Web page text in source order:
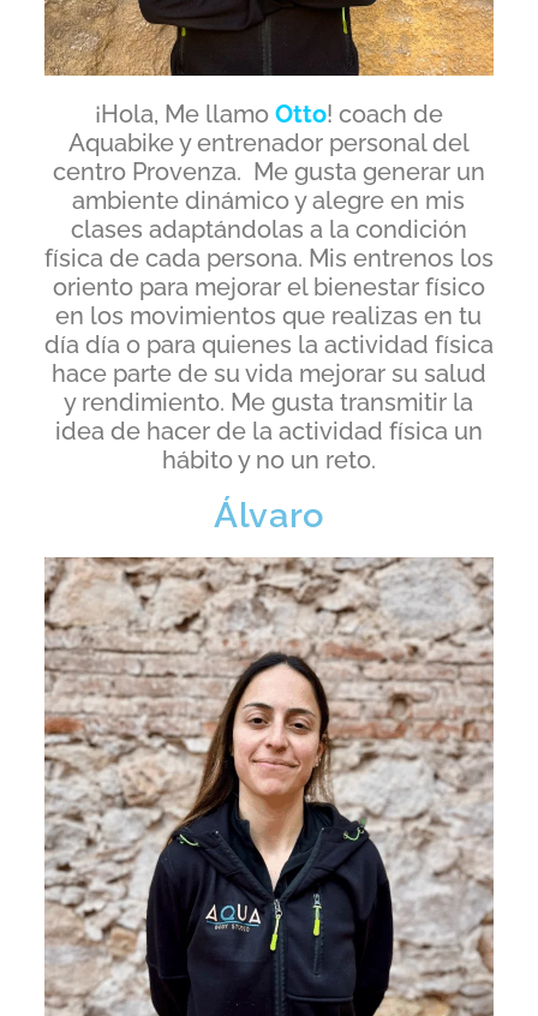
¡Hola, Me llamo Otto! coach de
Aquabike y entrenador personal del
centro Provenza. Me gusta generar un
ambiente dinámico y alegre en mis
clases adaptándolas a la condición
física de cada persona. Mis entrenos los
oriento para mejorar el bienestar físico
en los movimientos que realizas en tu
día día o para quienes la actividad física
hace parte de su vida mejorar su salud
y rendimiento. Me gusta transmitir la
idea de hacer de la actividad física un
hábito y no un reto.
Álvaro